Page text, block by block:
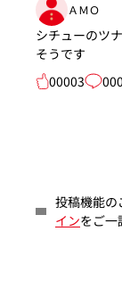
ＡＭＯ
シチューのツ
そうです
00003
投稿機能の
インをご一